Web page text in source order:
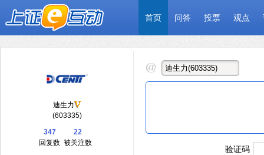
首页 问答 投票 观点
迪生力
(603335)
347
回复数
22
被关注数
验证码